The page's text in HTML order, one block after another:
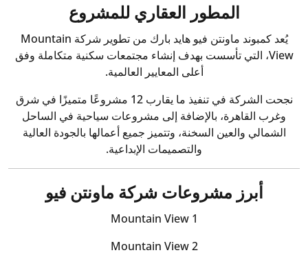
المطور العقاري للمشروع
يُعد كمبوند ماونتن فيو هايد بارك من تطوير شركة Mountain
View، التي تأسست بهدف إنشاء مجتمعات سكنية متكاملة وفق
أعلى المعايير العالمية.
نجحت الشركة في تنفيذ ما يقارب 12 مشروعًا متميزًا في شرق
وغرب القاهرة، بالإضافة إلى مشروعات سياحية في الساحل
الشمالي والعين السخنة، وتتميز جميع أعمالها بالجودة العالية
والتصميمات الإبداعية.
أبرز مشروعات شركة ماونتن فيو
Mountain View 1
Mountain View 2